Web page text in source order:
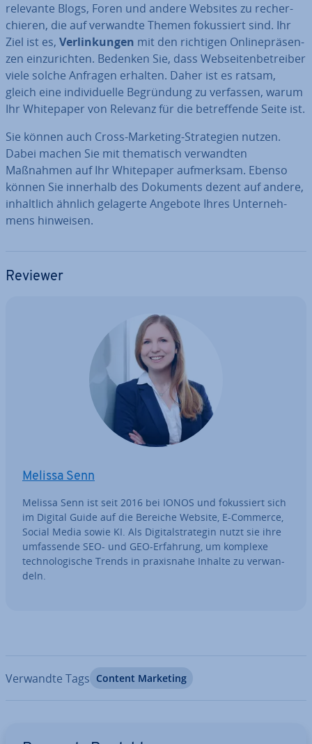
relevante Blogs, Foren und andere Websites zu re­cher­
chie­ren, die auf verwandte Themen fo­kus­siert sind. Ihr
Ziel ist es, Ver­lin­kun­gen mit den richtigen On­line­prä­sen­
zen ein­zu­rich­ten. Bedenken Sie, dass Web­sei­ten­be­trei­ber
viele solche Anfragen erhalten. Daher ist es ratsam,
gleich eine in­di­vi­du­el­le Be­grün­dung zu verfassen, warum
Ihr White­pa­per von Relevanz für die be­tref­fen­de Seite ist.
Sie können auch Cross-Marketing-Stra­te­gien nutzen.
Dabei machen Sie mit the­ma­tisch ver­wand­ten
Maßnahmen auf Ihr White­pa­per auf­merk­sam. Ebenso
können Sie innerhalb des Dokuments dezent auf andere,
in­halt­lich ähnlich gelagerte Angebote Ihres Un­ter­neh­
mens hinweisen.
Reviewer
Melissa Senn
Melissa Senn ist seit 2016 bei IONOS und fo­kus­siert sich
im Digital Guide auf die Bereiche Website, E-Commerce,
Social Media sowie KI. Als Di­gi­tal­stra­te­gin nutzt sie ihre
um­fas­sen­de SEO- und GEO-Erfahrung, um komplexe
tech­no­lo­gi­sche Trends in pra­xis­na­he Inhalte zu ver­wan­
deln.
Verwandte Tags Content Marketing